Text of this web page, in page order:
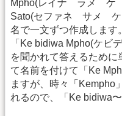
Mpho(レイナ ラメ ケ
Sato(セファネ サメ ケ
名で一文ずつ作成します
「Ke bidiwa Mpho(ケ
を聞かれて答えるため
て名前を付けて「Ke
ますが、時々「Kempho
れるので、「Ke bidiwa